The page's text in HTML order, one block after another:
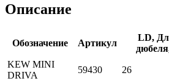
Описание
Обозначение Артикул
LD,
KEW MINI
DRIVA
59430 26